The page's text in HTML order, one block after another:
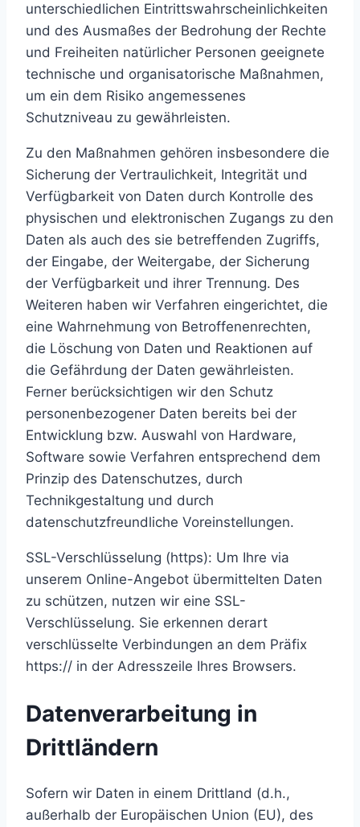
unterschiedlichen Eintrittswahrscheinlichkeiten
und des Ausmaßes der Bedrohung der Rechte
und Freiheiten natürlicher Personen geeignete
technische und organisatorische Maßnahmen,
um ein dem Risiko angemessenes
Schutzniveau zu gewährleisten.
Zu den Maßnahmen gehören insbesondere die
Sicherung der Vertraulichkeit, Integrität und
Verfügbarkeit von Daten durch Kontrolle des
physischen und elektronischen Zugangs zu den
Daten als auch des sie betreffenden Zugriffs,
der Eingabe, der Weitergabe, der Sicherung
der Verfügbarkeit und ihrer Trennung. Des
Weiteren haben wir Verfahren eingerichtet, die
eine Wahrnehmung von Betroffenenrechten,
die Löschung von Daten und Reaktionen auf
die Gefährdung der Daten gewährleisten.
Ferner berücksichtigen wir den Schutz
personenbezogener Daten bereits bei der
Entwicklung bzw. Auswahl von Hardware,
Software sowie Verfahren entsprechend dem
Prinzip des Datenschutzes, durch
Technikgestaltung und durch
datenschutzfreundliche Voreinstellungen.
SSL-Verschlüsselung (https): Um Ihre via
unserem Online-Angebot übermittelten Daten
zu schützen, nutzen wir eine SSL-
Verschlüsselung. Sie erkennen derart
verschlüsselte Verbindungen an dem Präfix
https:// in der Adresszeile Ihres Browsers.
Datenverarbeitung in
Drittländern
Sofern wir Daten in einem Drittland (d.h.,
außerhalb der Europäischen Union (EU), des